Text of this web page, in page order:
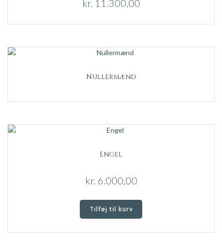
kr. 11.300,00
Nullermænd
Engel
kr. 6.000,00
Tilføj til kurv